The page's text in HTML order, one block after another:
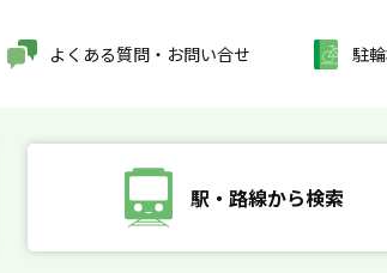
よくある質問・お問い合せ 駐
駅・路線から検索